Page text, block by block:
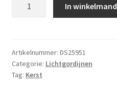
200
x
100cm
In winkelmand
Artikelnummer: DS25951
Categorie: Lichtgordijnen
Tag: Kerst